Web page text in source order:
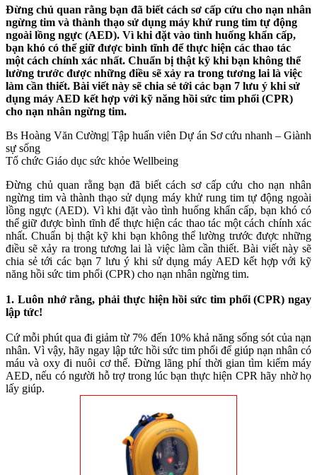
Đừng chủ quan rằng bạn đã biết cách sơ cấp cứu cho nạn nhân
ngừng tim và thành thạo sử dụng máy khử rung tim tự động
ngoài lồng ngực (AED). Vì khi đặt vào tình huống khẩn cấp,
bạn khó có thể giữ được bình tĩnh để thực hiện các thao tác
một cách chính xác nhất. Chuẩn bị thật kỹ khi bạn không thể
lường trước được những điều sẽ xảy ra trong tương lai là việc
làm cần thiết. Bài viết này sẽ chia sẻ tới các bạn 7 lưu ý khi sử
dụng máy AED kết hợp với kỹ năng hồi sức tim phổi (CPR)
cho nạn nhân ngừng tim.
Bs Hoàng Văn Cường| Tập huấn viên Dự án Sơ cứu nhanh – Giành
sự sống
Tổ chức Giáo dục sức khỏe Wellbeing
Đừng chủ quan rằng bạn đã biết cách sơ cấp cứu cho nạn nhân
ngừng tim và thành thạo sử dụng máy khử rung tim tự động ngoài
lồng ngực (AED). Vì khi đặt vào tình huống khẩn cấp, bạn khó có
thể giữ được bình tĩnh để thực hiện các thao tác một cách chính xác
nhất. Chuẩn bị thật kỹ khi bạn không thể lường trước được những
điều sẽ xảy ra trong tương lai là việc làm cần thiết. Bài viết này sẽ
chia sẻ tới các bạn 7 lưu ý khi sử dụng máy AED kết hợp với kỹ
năng hồi sức tim phổi (CPR) cho nạn nhân ngừng tim.
1. Luôn nhớ rằng, phải thực hiện hồi sức tim phổi (CPR) ngay
lập tức!
Cứ mỗi phút qua đi giảm từ 7% đến 10% khả năng sống sót của nạn
nhân. Vì vậy, hãy ngay lập tức hồi sức tim phổi để giúp nạn nhân có
máu và oxy đi nuôi cơ thể. Đừng lãng phí thời gian tìm kiếm máy
AED, nếu có người hỗ trợ trong lúc bạn thực hiện CPR hãy nhờ họ
lấy giúp.